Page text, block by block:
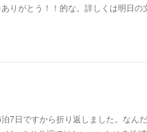
りがとう！！的な。詳しくは明日の
7日ですから折り返しました。なん